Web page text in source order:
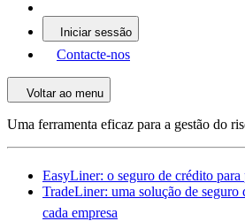
Iniciar sessão
Contacte-nos
Voltar ao menu
Uma ferramenta eficaz para a gestão do
EasyLiner: o seguro de crédito para
TradeLiner: uma solução de seguro
cada empresa